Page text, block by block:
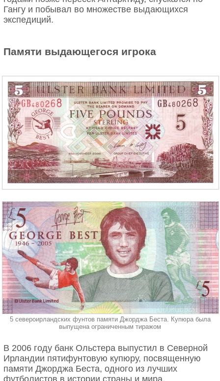
Гангу и побывал во множестве выдающихся
экспедиций.
Памяти выдающегося игрока
5 североирландских фунтов памяти Джорджа Беста. Купюра была
выпущена ограниченным тиражом
В 2006 году банк Ольстера выпустил в Северной
Ирландии пятифунтовую купюру, посвященную
памяти Джорджа Беста, одного из лучших